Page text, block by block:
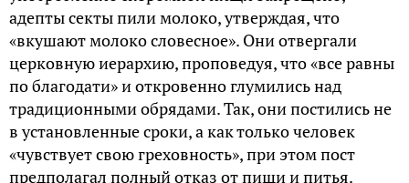
адепты секты пили молоко, утверждая, что
«вкушают молоко словесное». Они отвергали
церковную иерархию, проповедуя, что «все равны
по благодати» и откровенно глумились над
традиционными обрядами. Так, они постились не
в установленные сроки, а как только человек
«чувствует свою греховность», при этом пост
предполагал полный отказ от пищи и питья.